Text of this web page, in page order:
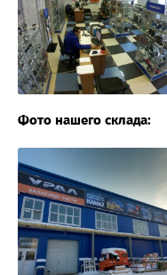
Фото нашего склада: